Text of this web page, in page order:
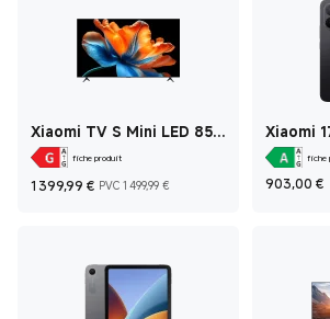
Xiaomi TV S Mini LED 85
2026 fiche produit
1 399,99 € Current Price €1 399,99
PVC 1 499,99 € Prix de vente 1
Xiaomi
+ 512 GO
fiche
903,00 €